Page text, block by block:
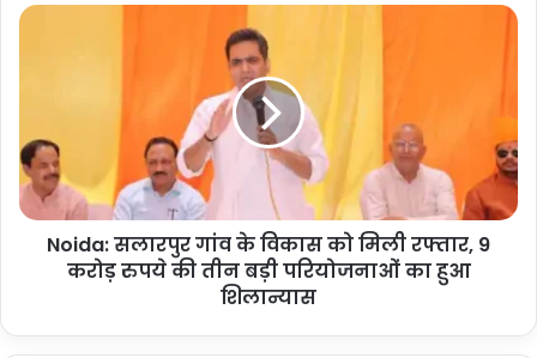
से
बंद,
यातायात
डायवर्ट
Noida:
को
मिली
रफ्तार,
9
करोड़
बड़ी
Noida: सलारपुर गांव के विकास को मिली रफ्तार, 9
करोड़ रुपये की तीन बड़ी परियोजनाओं का हुआ
शिलान्यास